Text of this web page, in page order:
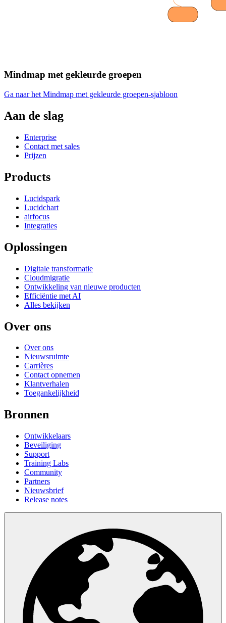
Mindmap met gekleurde groepen
Ga naar het Mindmap met gekleurde groepen-sjabloon
Aan de slag
Enterprise
Contact met sales
Prijzen
Products
Lucidspark
Lucidchart
airfocus
Integraties
Oplossingen
Digitale transformatie
Cloudmigratie
Ontwikkeling van nieuwe producten
Efficiëntie met AI
Alles bekijken
Over ons
Over ons
Nieuwsruimte
Carrières
Contact opnemen
Klantverhalen
Toegankelijkheid
Bronnen
Ontwikkelaars
Beveiliging
Support
Training Labs
Community
Partners
Nieuwsbrief
Release notes